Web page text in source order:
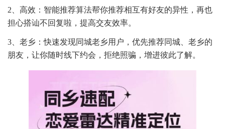
2、高效：智能推荐算法帮你推荐相互有好友的异性，再也
担心搭讪不回复啦，提高交友效率。
3、老乡：快速发现同城老乡用户，优先推荐同城、老乡的
朋友，让你随时线下约会，拒绝照骗，增进彼此了解。